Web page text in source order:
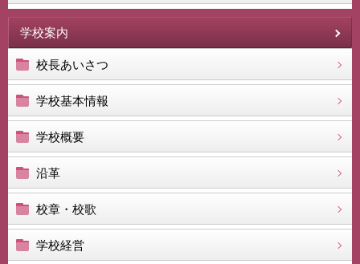
学校案内
校長あいさつ
学校基本情報
学校概要
沿革
校章・校歌
学校経営